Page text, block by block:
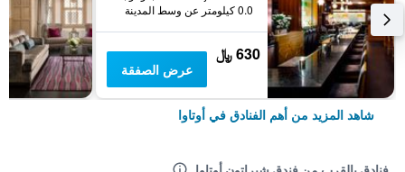
0.0 كيلومتر عن وسط المدينة
630 ﷼
عرض الصفقة
شاهد المزيد من أهم الفنادق في أوتاوا